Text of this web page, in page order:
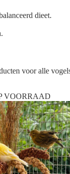
dieet.
voor alle
VOORRAAD